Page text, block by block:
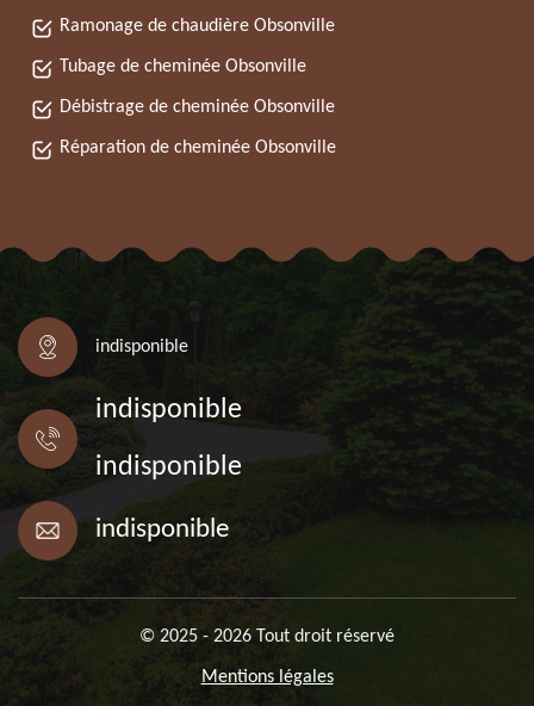
Ramonage de chaudière Obsonville
Tubage de cheminée Obsonville
Débistrage de cheminée Obsonville
Réparation de cheminée Obsonville
indisponible
indisponible
indisponible
indisponible
© 2025 - 2026 Tout droit réservé
Mentions légales